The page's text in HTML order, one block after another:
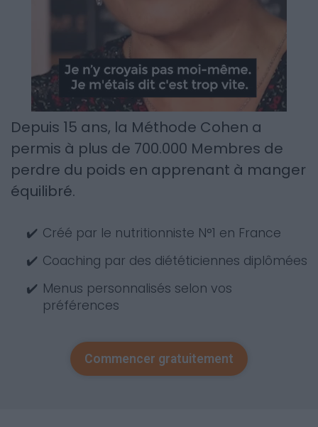
Depuis 15 ans, la Méthode Cohen a
permis à plus de 700.000 Membres de
perdre du poids en apprenant à manger
équilibré.
✔️ Créé par le nutritionniste N°1 en France
✔️ Coaching par des diététiciennes diplômées
✔️ Menus personnalisés selon vos
préférences
Commencer gratuitement